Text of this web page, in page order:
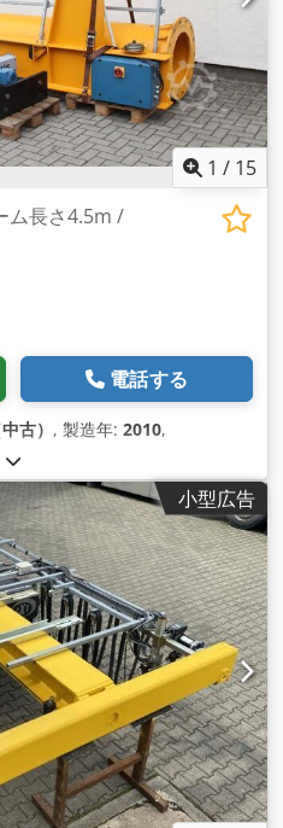
1 / 15
ム長さ4.5m /
電話する
古） , 製造年: 2010,
小型広告